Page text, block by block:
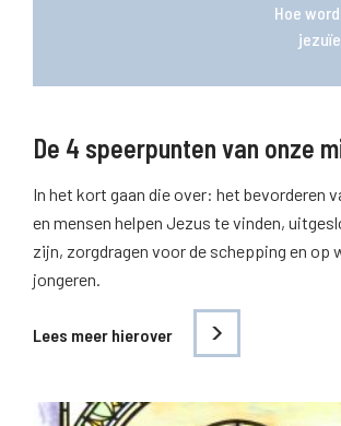
Hoe
De 4 speerpunten van onze
In het kort gaan die over: het bevorderen
en mensen helpen Jezus te vinden,
zijn, zorgdragen voor de schepping en op
jongeren.
Lees meer hierover